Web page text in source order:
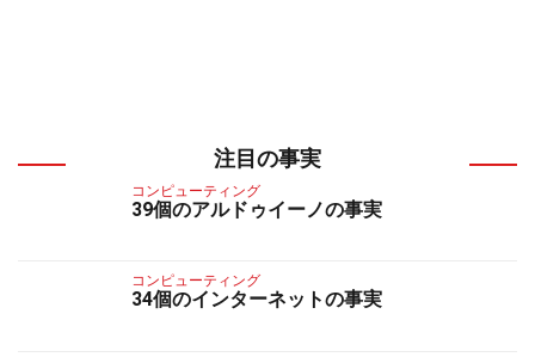
注目の事実
コンピューティング
39個のアルドゥイーノの事実
コンピューティング
34個のインターネットの事実